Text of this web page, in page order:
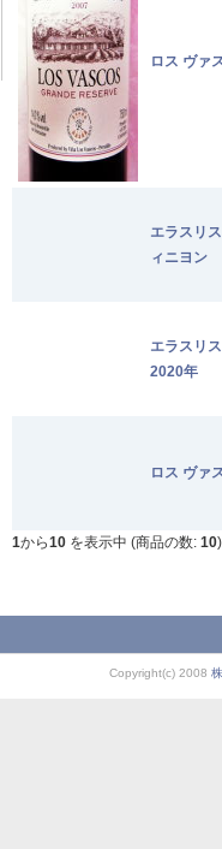
ロス ヴァ
エラスリ
ィニヨン
エラスリ
2020年
ロス ヴァ
1から10 を表示中 (商品の数: 10)
Copyright(c) 2008